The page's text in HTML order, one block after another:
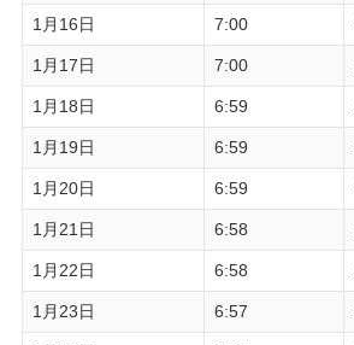
1月16日 7:00
1月17日 7:00
1月18日 6:59
1月19日 6:59
1月20日 6:59
1月21日 6:58
1月22日 6:58
1月23日 6:57